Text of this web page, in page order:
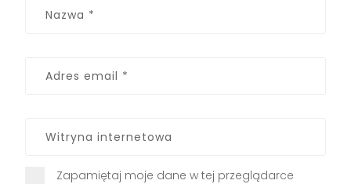
Zapamiętaj moje dane w tej przeglądarce